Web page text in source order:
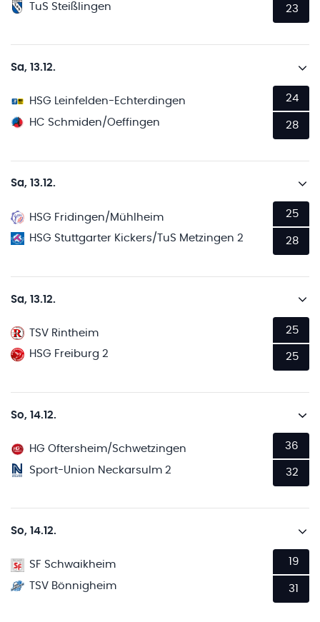
TuS Steißlingen
23
Sa, 13.12.
HSG Leinfelden-Echterdingen
HC Schmiden/Oeffingen
24
28
Sa, 13.12.
HSG Fridingen/Mühlheim
HSG Stuttgarter Kickers/TuS Metzingen 2
25
28
Sa, 13.12.
TSV Rintheim
HSG Freiburg 2
25
25
So, 14.12.
HG Oftersheim/Schwetzingen
Sport-Union Neckarsulm 2
36
32
So, 14.12.
SF Schwaikheim
TSV Bönnigheim
19
31